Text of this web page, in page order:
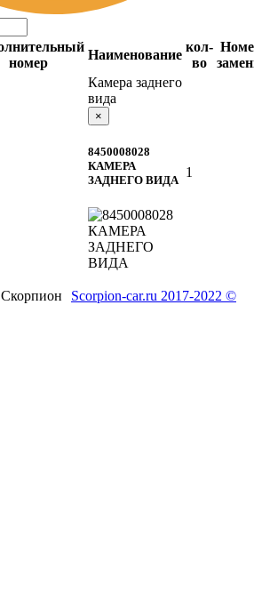
номер
Наименование
кол-
во
Камера заднего
вида
×
8450008028
КАМЕРА
ЗАДНЕГО ВИДА
1
Scorpion-car.ru 2017-2022 ©